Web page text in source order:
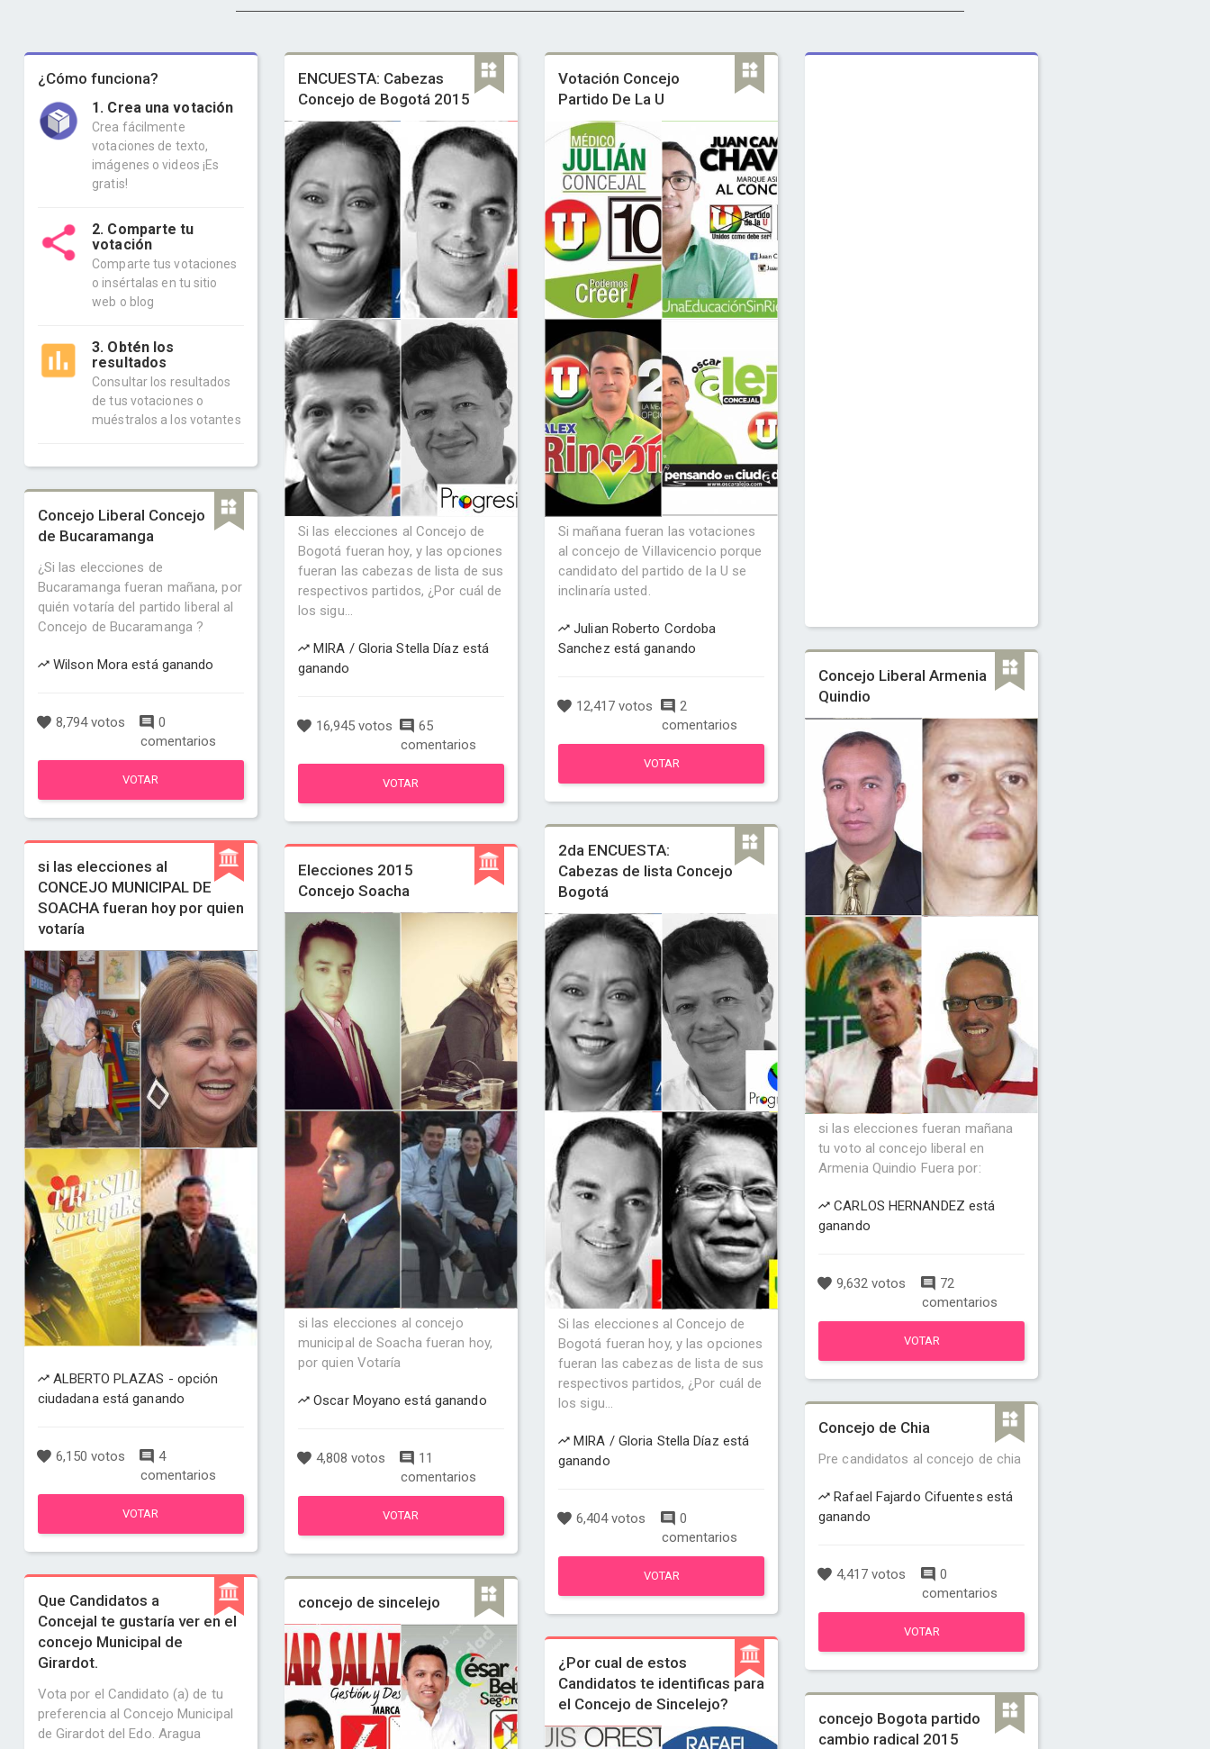
¿Cómo funciona?
1. Crea una votación
Crea fácilmente
votaciones de texto,
imágenes o videos ¡Es
gratis!
2. Comparte tu
votación
Comparte tus votaciones
o insértalas en tu sitio
web o blog
3. Obtén los
resultados
Consultar los resultados
de tus votaciones o
muéstralos a los votantes
Concejo Liberal Concejo
de Bucaramanga
¿Si las elecciones de
Bucaramanga fueran mañana, por
quién votaría del partido liberal al
Concejo de Bucaramanga ?
Wilson Mora está ganando
8,794 votos
0
comentarios
VOTAR
si las elecciones al
CONCEJO MUNICIPAL DE
SOACHA fueran hoy por quien
votaría
ALBERTO PLAZAS - opción
ciudadana está ganando
6,150 votos
4
comentarios
VOTAR
Que Candidatos a
Concejal te gustaría ver en el
concejo Municipal de
Girardot.
Vota por el Candidato (a) de tu
preferencia al Concejo Municipal
de Girardot del Edo. Aragua
ENCUESTA: Cabezas
Concejo de Bogotá 2015
Si las elecciones al Concejo de
Bogotá fueran hoy, y las opciones
fueran las cabezas de lista de sus
respectivos partidos, ¿Por cuál de
los sigu...
MIRA / Gloria Stella Díaz está
ganando
16,945 votos
65
comentarios
VOTAR
Elecciones 2015
Concejo Soacha
si las elecciones al concejo
municipal de Soacha fueran hoy,
por quien Votaría
Oscar Moyano está ganando
4,808 votos
11
comentarios
VOTAR
concejo de sincelejo
Votación Concejo
Partido De La U
Si mañana fueran las votaciones
al concejo de Villavicencio porque
candidato del partido de la U se
inclinaría usted.
Julian Roberto Cordoba
Sanchez está ganando
12,417 votos
2
comentarios
VOTAR
2da ENCUESTA:
Cabezas de lista Concejo
Bogotá
Si las elecciones al Concejo de
Bogotá fueran hoy, y las opciones
fueran las cabezas de lista de sus
respectivos partidos, ¿Por cuál de
los sigu...
MIRA / Gloria Stella Díaz está
ganando
6,404 votos
0
comentarios
VOTAR
¿Por cual de estos
Candidatos te identificas para
el Concejo de Sincelejo?
Concejo Liberal Armenia
Quindio
si las elecciones fueran mañana
tu voto al concejo liberal en
Armenia Quindio Fuera por:
CARLOS HERNANDEZ está
ganando
9,632 votos
72
comentarios
VOTAR
Concejo de Chia
Pre candidatos al concejo de chia
Rafael Fajardo Cifuentes está
ganando
4,417 votos
0
comentarios
VOTAR
concejo Bogota partido
cambio radical 2015